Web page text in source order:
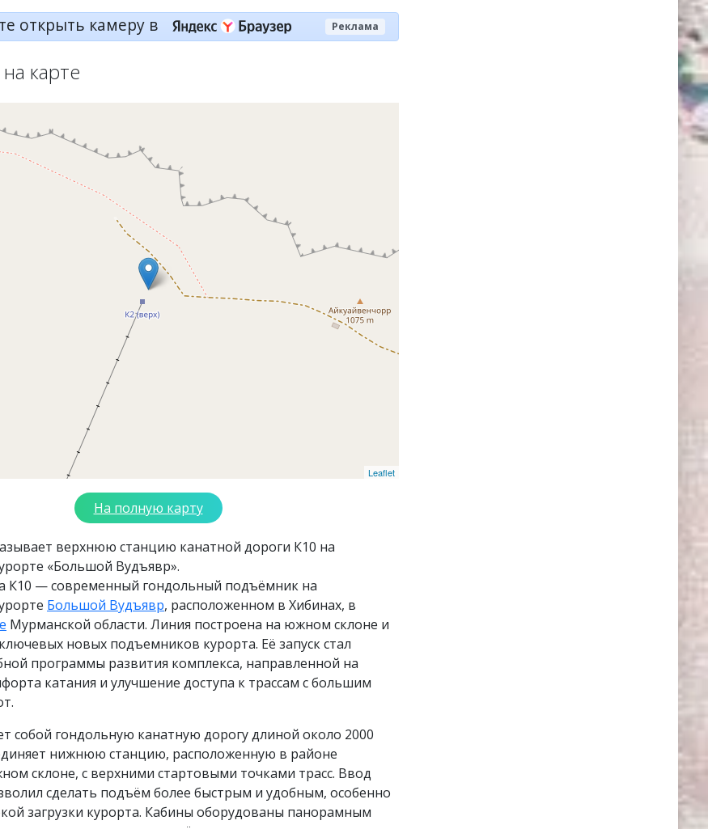
открыть камеру в Реклама
карте
Leaflet
На полную карту
верхнюю станцию канатной дороги К10 на
«Большой Вудъявр».
К10 — современный гондольный подъёмник на
Большой Вудъявр, расположенном в Хибинах, в
Мурманской области. Линия построена на южном склоне и
новых подъемников курорта. Её запуск стал
программы развития комплекса, направленной на
катания и улучшение доступа к трассам с большим
собой гондольную канатную дорогу длиной около 2000
нижнюю станцию, расположенную в районе
склоне, с верхними стартовыми точками трасс. Ввод
сделать подъём более быстрым и удобным, особенно
загрузки курорта. Кабины оборудованы панорамным